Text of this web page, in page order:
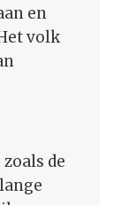
en
volk
de